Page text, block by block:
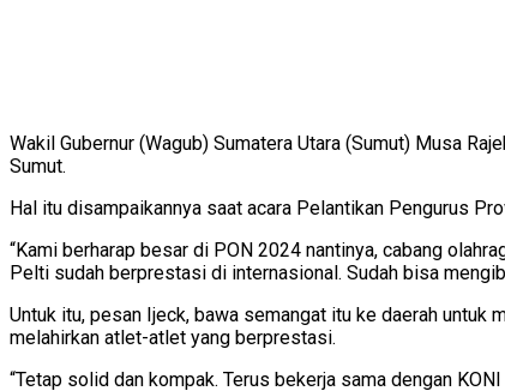
Wakil Gubernur (Wagub) Sumatera Utara (Sumut) Musa
Sumut.
Hal itu disampaikannya saat acara Pelantikan Pengurus
“Kami berharap besar di PON 2024 nantinya, cabang
Pelti sudah berprestasi di internasional. Sudah bisa
Untuk itu, pesan Ijeck, bawa semangat itu ke daerah untuk
melahirkan atlet-atlet yang berprestasi.
“Tetap solid dan kompak. Terus bekerja sama dengan